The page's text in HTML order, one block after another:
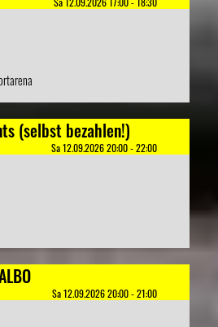
(selbst bezahlen!)
Sa 12.09.2026 20:00 - 22:00
Sa 12.09.2026 20:00 - 21:00